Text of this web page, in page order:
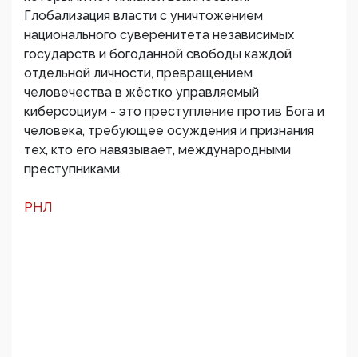
Глобализация власти с уничтожением
национального суверенитета независимых
государств и богоданной свободы каждой
отдельной личности, превращением
человечества в жёстко управляемый
киберсоциум - это преступление против Бога и
человека, требующее осуждения и признания
тех, кто его навязывает, международными
преступниками.
РНЛ